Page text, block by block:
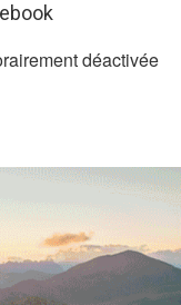
déactivée